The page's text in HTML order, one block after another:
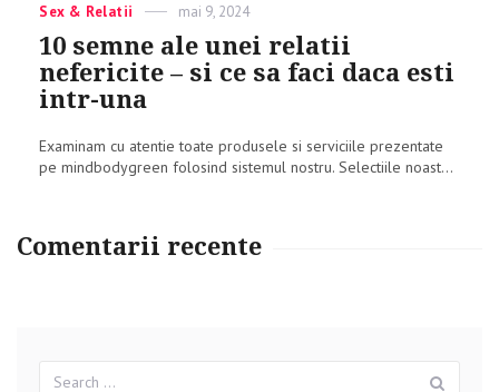
Categories
Sex & Relatii
Posted
on
mai 9, 2024
10 semne ale unei relatii
nefericite – si ce sa faci daca esti
intr-una
Examinam cu atentie toate produsele si serviciile prezentate
pe mindbodygreen folosind sistemul nostru. Selectiile noast...
Comentarii recente